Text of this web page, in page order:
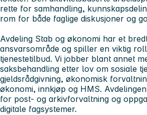
rette for samhandling,
rom for både faglige diskusjoner og
Avdeling Stab og økonomi har et
ansvarsområde og spiller en viktig
tjenestetilbud. Vi jobber blant annet
saksbehandling etter lov om sosiale
gjeldsrådgivning, økonomisk
økonomi, innkjøp og HMS.
for post- og arkivforvaltning og
digitale fagsystemer.